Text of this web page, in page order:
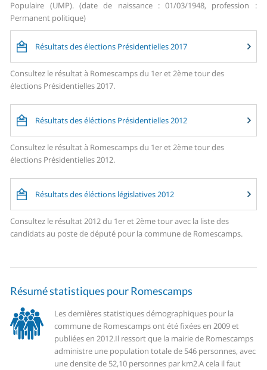
Populaire (UMP). (date de naissance : 01/03/1948, profession :
Permanent politique)
Résultats des élections Présidentielles 2017
Consultez le résultat à Romescamps du 1er et 2ème tour des
élections Présidentielles 2017.
Résultats des éléctions Présidentielles 2012
Consultez le résultat à Romescamps du 1er et 2ème tour des
élections Présidentielles 2012.
Résultats des éléctions législatives 2012
Consultez le résultat 2012 du 1er et 2ème tour avec la liste des
candidats au poste de député pour la commune de Romescamps.
Résumé statistiques pour Romescamps
Les dernières statistiques démographiques pour la
commune de Romescamps ont été fixées en 2009 et
publiées en 2012.Il ressort que la mairie de Romescamps
administre une population totale de 546 personnes, avec
une densite de 52,10 personnes par km2.A cela il faut